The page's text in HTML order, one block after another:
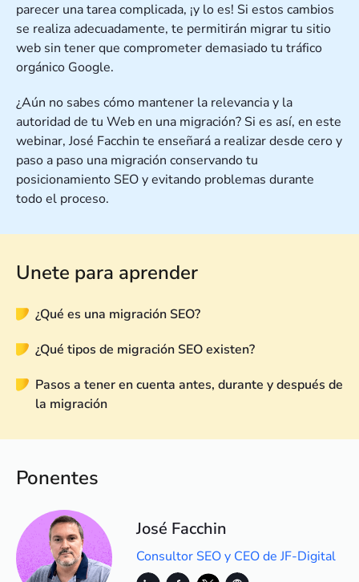
Ponentes
José Facchin
Consultor SEO y CEO de JF-Digital
parecer una tarea complicada, ¡y lo es! Si estos cambios
se realiza adecuadamente, te permitirán migrar tu sitio
web sin tener que comprometer demasiado tu tráfico
orgánico Google.
¿Aún no sabes cómo mantener la relevancia y la
autoridad de tu Web en una migración? Si es así, en este
webinar, José Facchin te enseñará a realizar desde cero y
paso a paso una migración conservando tu
posicionamiento SEO y evitando problemas durante
todo el proceso.
Unete para aprender
¿Qué es una migración SEO?
¿Qué tipos de migración SEO existen?
Pasos a tener en cuenta antes, durante y después de
la migración